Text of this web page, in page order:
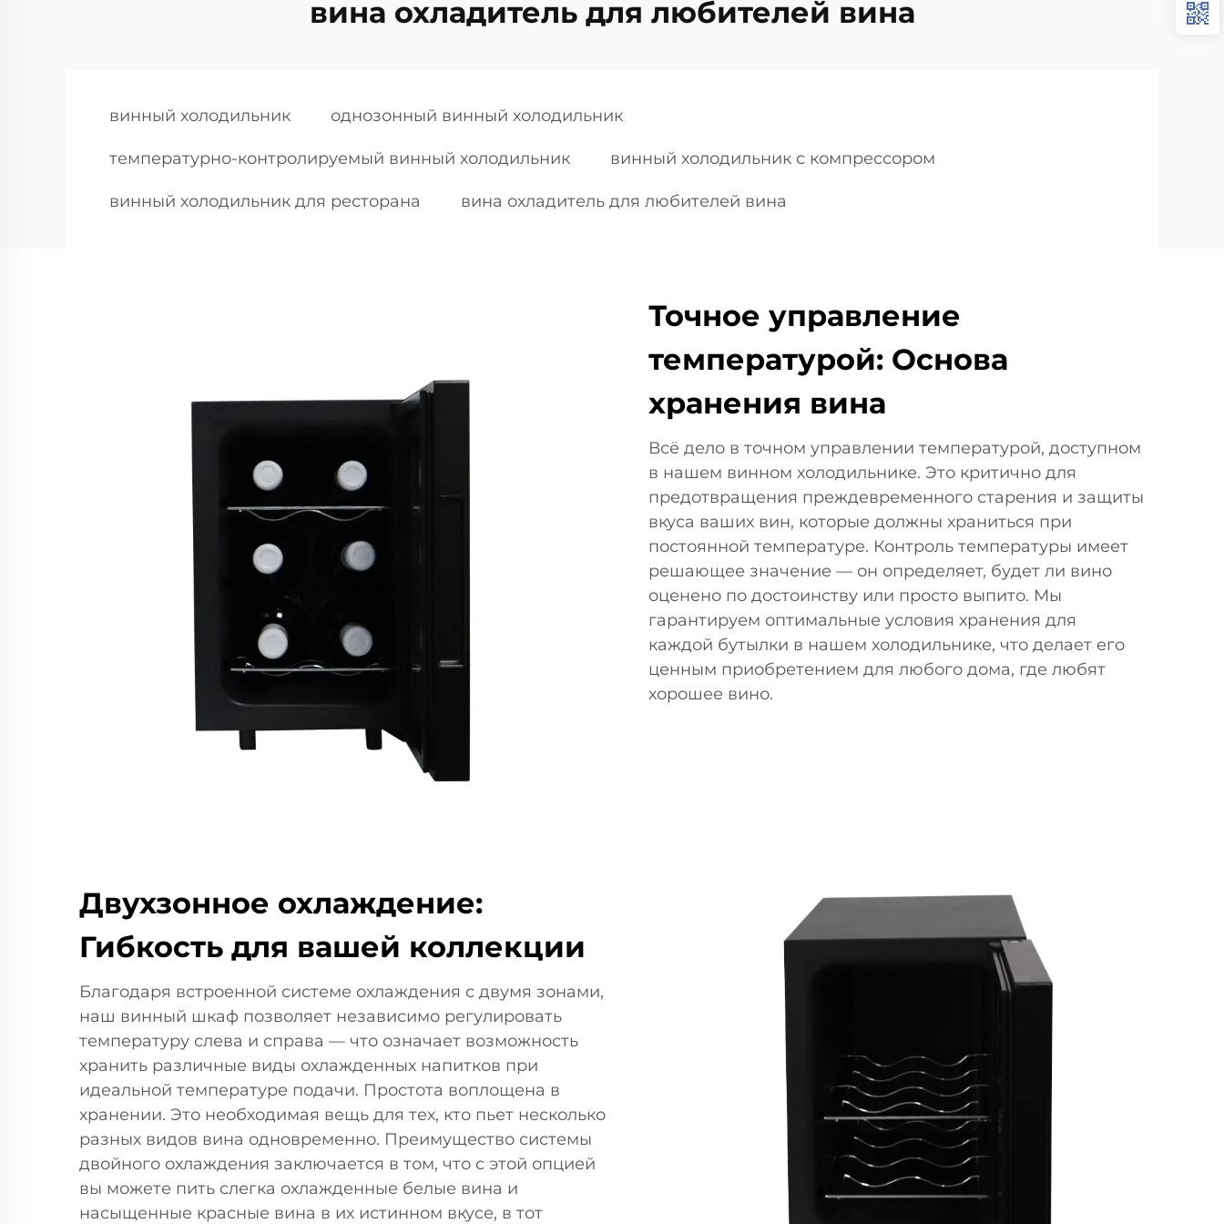
вина охладитель для любителей вина
винный холодильник однозонный винный холодильник
температурно-контролируемый винный холодильник винный холодильник с компрессором
винный холодильник для ресторана вина охладитель для любителей вина
Точное управление
температурой: Основа
хранения вина
Всё дело в точном управлении температурой, доступном
в нашем винном холодильнике. Это критично для
предотвращения преждевременного старения и защиты
вкуса ваших вин, которые должны храниться при
постоянной температуре. Контроль температуры имеет
решающее значение — он определяет, будет ли вино
оценено по достоинству или просто выпито. Мы
гарантируем оптимальные условия хранения для
каждой бутылки в нашем холодильнике, что делает его
ценным приобретением для любого дома, где любят
хорошее вино.
Двухзонное охлаждение:
Гибкость для вашей коллекции
Благодаря встроенной системе охлаждения с двумя зонами,
наш винный шкаф позволяет независимо регулировать
температуру слева и справа — что означает возможность
хранить различные виды охлажденных напитков при
идеальной температуре подачи. Простота воплощена в
хранении. Это необходимая вещь для тех, кто пьет несколько
разных видов вина одновременно. Преимущество системы
двойного охлаждения заключается в том, что с этой опцией
вы можете пить слегка охлажденные белые вина и
насыщенные красные вина в их истинном вкусе, в тот